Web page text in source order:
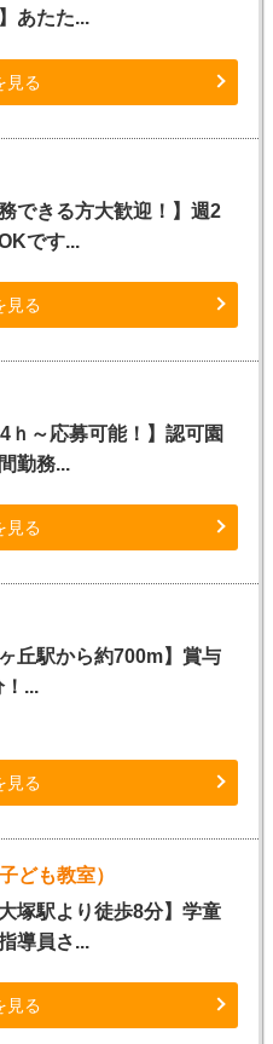
あたた...
見る
務できる方大歓迎！】週2
です...
見る
ｈ～応募可能！】認可園
勤務...
見る
ヶ丘駅から約700m】賞与
...
見る
ども教室）
大塚駅より徒歩8分】学童
導員さ...
見る